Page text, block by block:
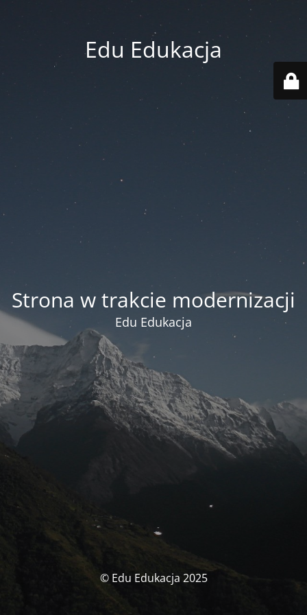
Edu Edukacja
Strona w trakcie modernizacji
Edu Edukacja
© Edu Edukacja 2025